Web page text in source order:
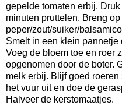
gepelde tomaten erbij.
minuten pruttelen. Breng
peper/zout/suiker/
Smelt in een klein pannetje
Voeg de bloem toe en roer
opgenomen door de boter.
melk erbij. Blijf goed
het vuur uit en doe de
Halveer de kerstomaatjes.